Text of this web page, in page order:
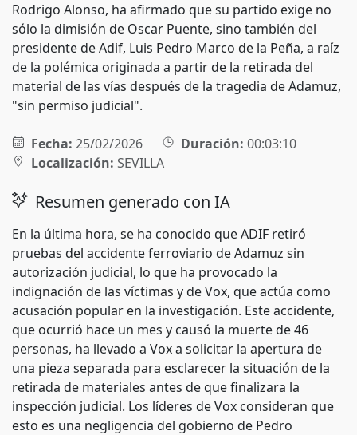
Rodrigo Alonso, ha afirmado que su partido exige no
sólo la dimisión de Oscar Puente, sino también del
presidente de Adif, Luis Pedro Marco de la Peña, a raíz
de la polémica originada a partir de la retirada del
material de las vías después de la tragedia de Adamuz,
"sin permiso judicial".
Fecha: 25/02/2026 Duración: 00:03:10
Localización: SEVILLA
Resumen generado con IA
En la última hora, se ha conocido que ADIF retiró
pruebas del accidente ferroviario de Adamuz sin
autorización judicial, lo que ha provocado la
indignación de las víctimas y de Vox, que actúa como
acusación popular en la investigación. Este accidente,
que ocurrió hace un mes y causó la muerte de 46
personas, ha llevado a Vox a solicitar la apertura de
una pieza separada para esclarecer la situación de la
retirada de materiales antes de que finalizara la
inspección judicial. Los líderes de Vox consideran que
esto es una negligencia del gobierno de Pedro